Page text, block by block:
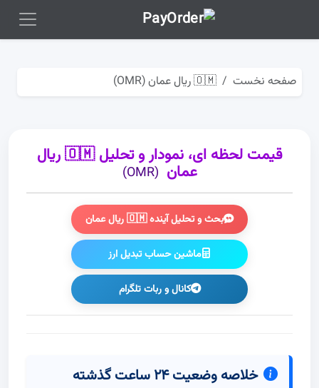
صفحه نخست 🇴🇲 ریال عمان (OMR)
قیمت لحظه ای، نمودار و تحلیل 🇴🇲 ریال
عمان (OMR)
بحث و تحلیل آینده 🇴🇲 ریال عمان
ماشین حساب تبدیل ارز
کانال و ربات تلگرام
خلاصه وضعیت ۲۴ ساعت گذشته